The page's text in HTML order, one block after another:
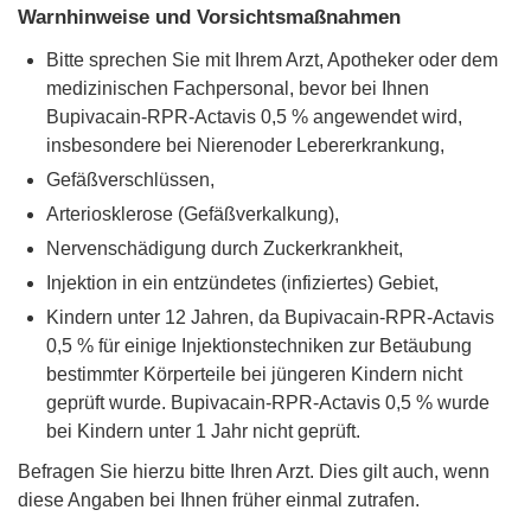
Warnhinweise und Vorsichtsmaßnahmen
Bitte sprechen Sie mit Ihrem Arzt, Apotheker oder dem
medizinischen Fachpersonal, bevor bei Ihnen
Bupivacain-RPR-Actavis 0,5 % angewendet wird,
insbesondere bei Nierenoder Lebererkrankung,
Gefäßverschlüssen,
Arteriosklerose (Gefäßverkalkung),
Nervenschädigung durch Zuckerkrankheit,
Injektion in ein entzündetes (infiziertes) Gebiet,
Kindern unter 12 Jahren, da Bupivacain-RPR-Actavis
0,5 % für einige Injektionstechniken zur Betäubung
bestimmter Körperteile bei jüngeren Kindern nicht
geprüft wurde. Bupivacain-RPR-Actavis 0,5 % wurde
bei Kindern unter 1 Jahr nicht geprüft.
Befragen Sie hierzu bitte Ihren Arzt. Dies gilt auch, wenn
diese Angaben bei Ihnen früher einmal zutrafen.